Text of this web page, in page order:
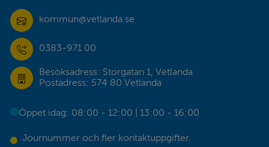
kommun@vetlanda.se
0383-971 00
Besöksadress: Storgatan 1, Vetlanda
Postadress: 574 80 Vetlanda
Öppet idag: 08:00 - 12:00 | 13:00 - 16:00
Journummer och fler kontaktuppgifter.